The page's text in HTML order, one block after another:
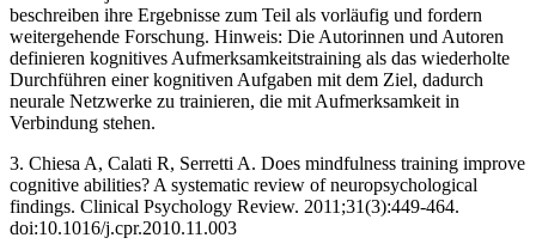
beschreiben ihre Ergebnisse zum Teil als vorläufig und fordern
weitergehende Forschung. Hinweis: Die Autorinnen und Autoren
definieren kognitives Aufmerksamkeitstraining als das wiederholte
Durchführen einer kognitiven Aufgaben mit dem Ziel, dadurch
neurale Netzwerke zu trainieren, die mit Aufmerksamkeit in
Verbindung stehen.
3. Chiesa A, Calati R, Serretti A. Does mindfulness training improve
cognitive abilities? A systematic review of neuropsychological
findings. Clinical Psychology Review. 2011;31(3):449-464.
doi:10.1016/j.cpr.2010.11.003 ‌